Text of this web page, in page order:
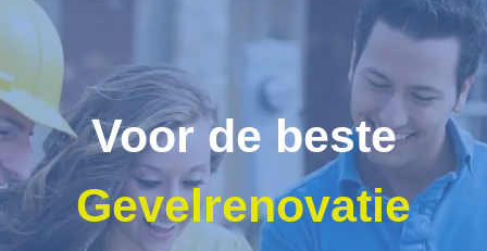
Voor de beste
Gevelrenovatie